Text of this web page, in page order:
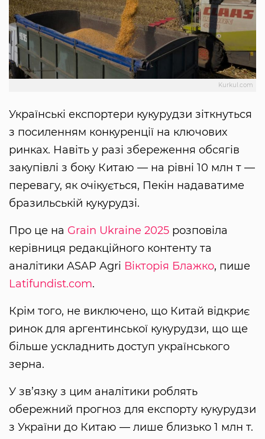
Kurkul.com
Українські експортери кукурудзи зіткнуться
з посиленням конкуренції на ключових
ринках. Навіть у разі збереження обсягів
закупівлі з боку Китаю — на рівні 10 млн т —
перевагу, як очікується, Пекін надаватиме
бразильській кукурудзі.
Про це на Grain Ukraine 2025 розповіла
керівниця редакційного контенту та
аналітики ASAP Agri Вікторія Блажко, пише
Latifundist.com.
Крім того, не виключено, що Китай відкриє
ринок для аргентинської кукурудзи, що ще
більше ускладнить доступ українського
зерна.
У зв’язку з цим аналітики роблять
обережний прогноз для експорту кукурудзи
з України до Китаю — лише близько 1 млн т.